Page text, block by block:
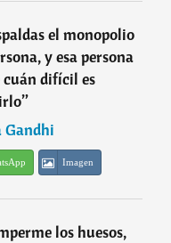
el monopolio
y esa persona
cuán difícil es
”
Gandhi
Imagen
los huesos,